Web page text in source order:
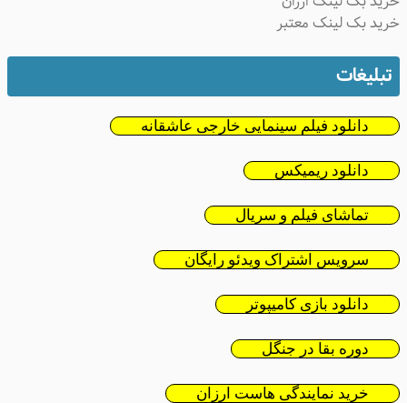
خرید بک لینک معتبر
تبلیغات
دانلود فیلم سینمایی خارجی عاشقانه
دانلود ریمیکس
تماشای فیلم و سریال
سرویس اشتراک ویدئو رایگان
دانلود بازی کامیپوتر
دوره بقا در جنگل
خرید نمایندگی هاست ارزان